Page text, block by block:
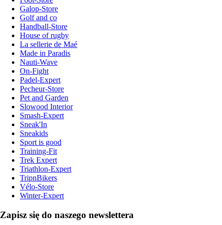
Galop-Store
Golf and co
Handball-Store
House of rugby
La sellerie de Maé
Made in Paradis
Nauti-Wave
On-Fight
Padel-Expert
Pecheur-Store
Pet and Garden
Slowood Interior
Smash-Expert
Sneak'In
Sneakids
Sport is good
Training-Fit
Trek Expert
Triathlon-Expert
TripnBikers
Vélo-Store
Winter-Expert
Zapisz się do naszego newslettera